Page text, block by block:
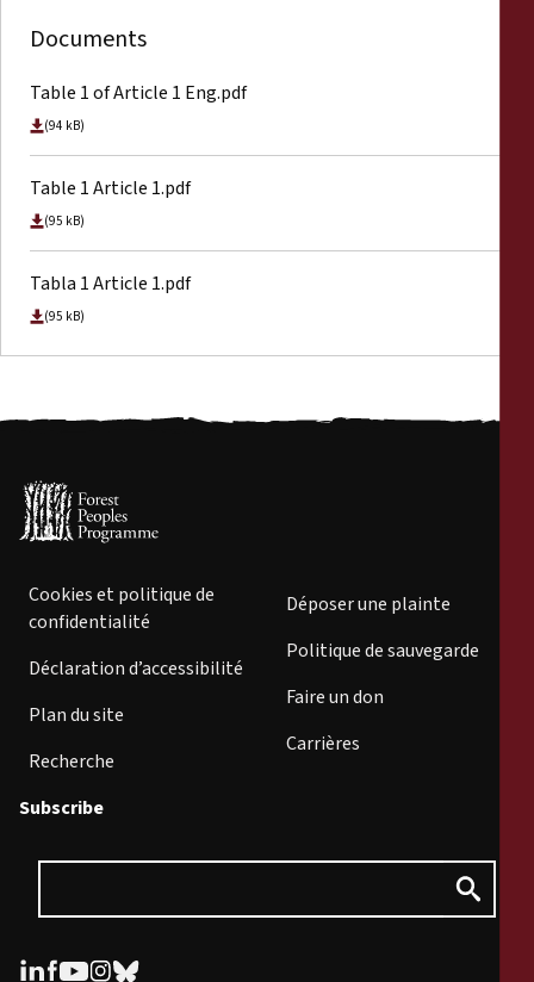
Documents
Table 1 of Article 1 Eng.pdf
(94 kB)
Table 1 Article 1.pdf
(95 kB)
Tabla 1 Article 1.pdf
(95 kB)
Cookies et politique de
confidentialité
Déclaration d’accessibilité
Plan du site
Recherche
Déposer une plainte
Politique de sauvegarde
Faire un don
Carrières
Subscribe